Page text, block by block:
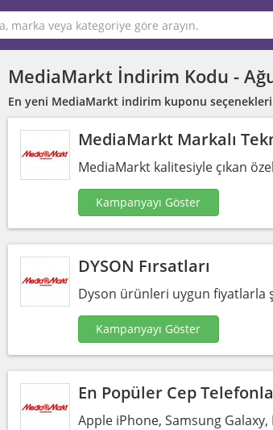
MediaMarkt İndirim Kodu -
En yeni MediaMarkt indirim kuponu
MediaMarkt Markalı
MediaMarkt kalitesiyle çıkan
Kampanyayı Göster
DYSON Fırsatları
Dyson ürünleri uygun fiyatlarla
Kampanyayı Göster
En Popüler Cep
Apple iPhone, Samsung Galaxy,